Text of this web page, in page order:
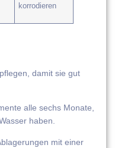
korrodieren
damit sie gut
alle sechs Monate,
haben.
mit einer